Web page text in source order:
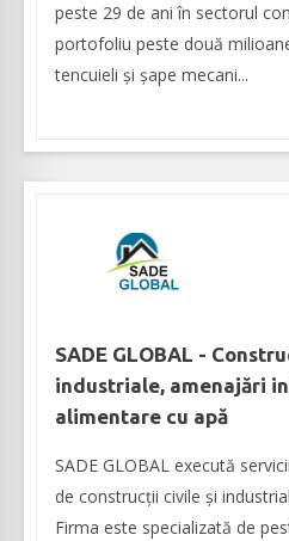
peste 29 de ani în sectorul
portofoliu peste două
tencuieli și șape mecani...
SADE GLOBAL -
industriale, amenajări
alimentare cu apă
SADE GLOBAL execută
de construcții civile și
Firma este specializată de